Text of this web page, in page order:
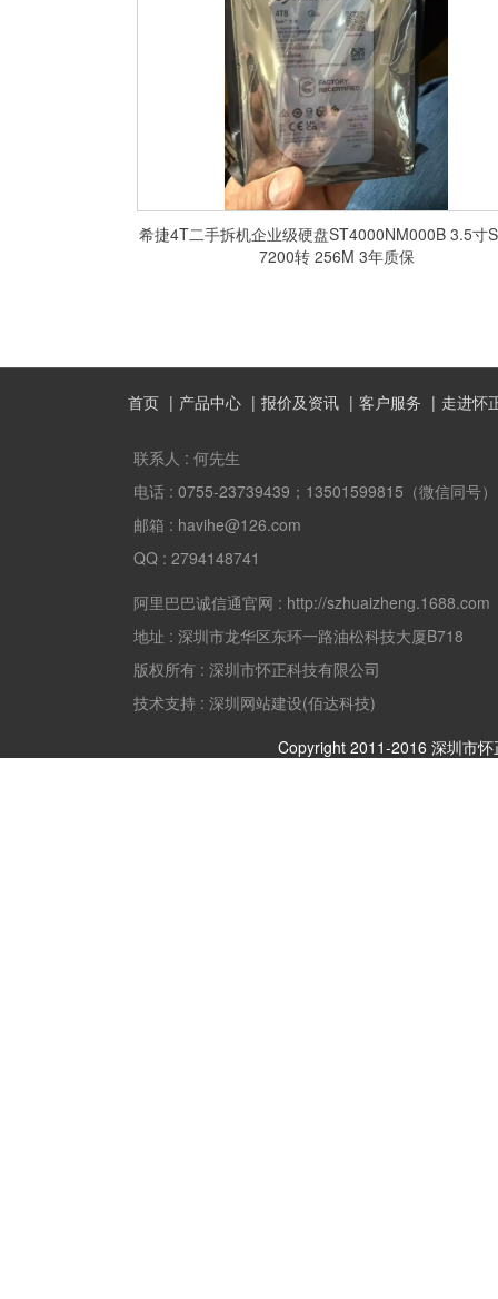
希捷4T二手拆机企业级硬盘ST4000NM000B 3.5寸
7200转 256M 3年质保
首页 产品中心 报价及资讯 客户服务 走进怀
联系人 : 何先生
电话 : 0755-23739439；13501599815（微信同号）
邮箱 : havihe@126.com
QQ : 2794148741
阿里巴巴诚信通官网 : http://szhuaizheng.1688.com
地址 : 深圳市龙华区东环一路油松科技大厦B718
版权所有 : 深圳市怀正科技有限公司
技术支持 : 深圳网站建设(佰达科技)
Copyright 2011-2016 深圳市